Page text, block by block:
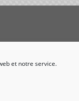
et notre service.